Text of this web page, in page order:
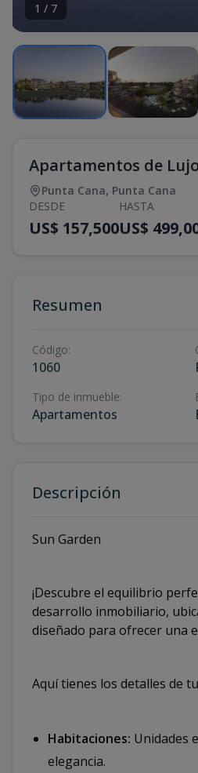
1 / 7
Apartamentos de
Punta Cana, Punta Cana
DESDE
US$ 157,500
HASTA
US$
Resumen
Código:
1060
Tipo de inmueble:
Apartamentos
Descripción
Sun Garden
¡Descubre el equilibrio
desarrollo inmobiliario,
diseñado para ofrecer una
Aquí tienes los detalles de
Habitaciones: Unidades
elegancia.